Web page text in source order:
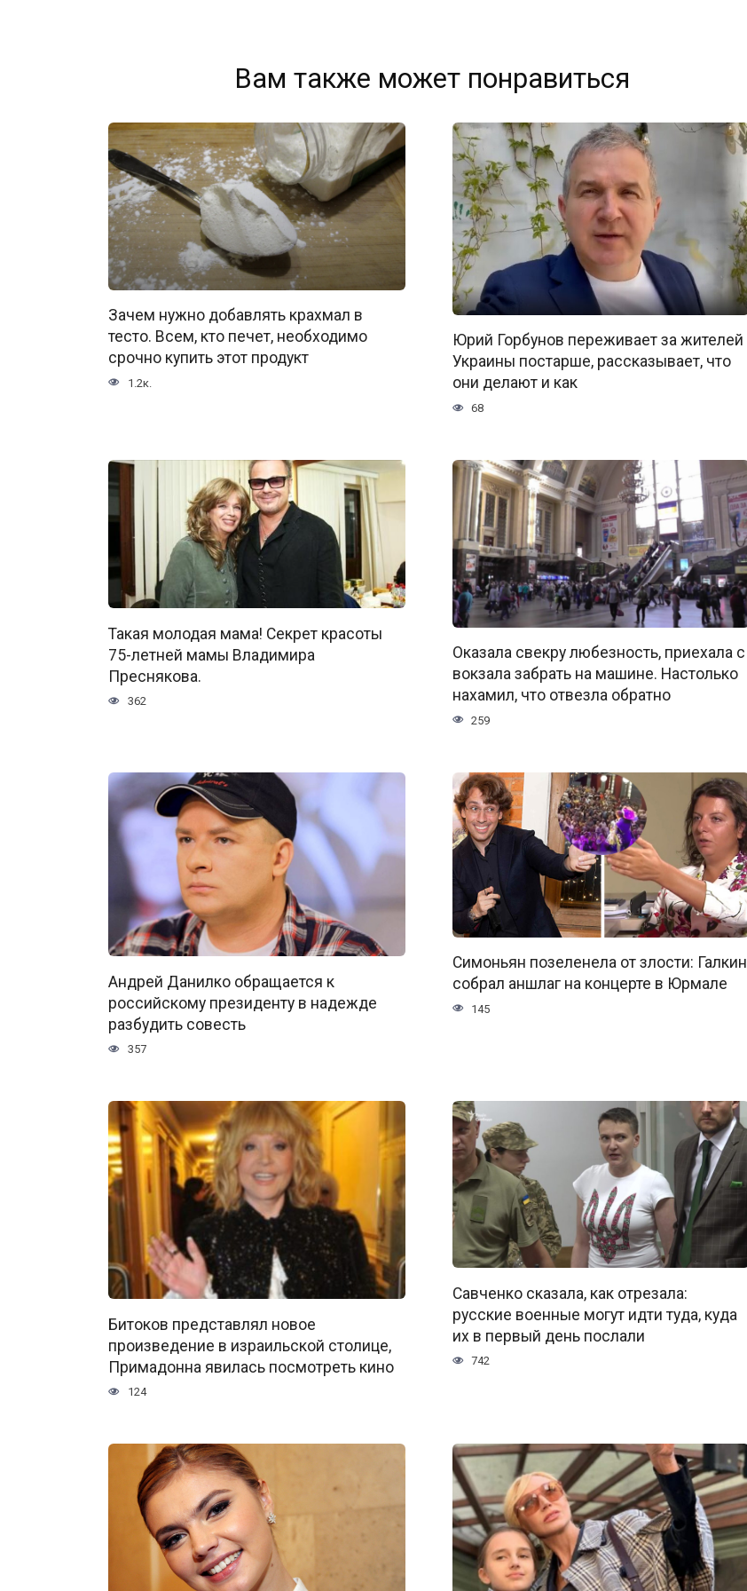
Вам также может понравиться
Зачем нужно добавлять крахмал в
тесто. Всем, кто печет, необходимо
срочно купить этот продукт
1.2к.
Юрий Горбунов переживает за жителей
Украины постарше, рассказывает, что
они делают и как
68
Такая молодая мама! Секрет красоты
75-летней мамы Владимира
Преснякова.
362
Оказала свекру любезность, приехала с
вокзала забрать на машине. Настолько
нахамил, что отвезла обратно
259
Андрей Данилко обращается к
российскому президенту в надежде
разбудить совесть
357
Симоньян позеленела от злости: Галкин
собрал аншлаг на концерте в Юрмале
145
Битоков представлял новое
произведение в израильской столице,
Примадонна явилась посмотреть кино
124
Савченко сказала, как отрезала:
русские военные могут идти туда, куда
их в первый день послали
742